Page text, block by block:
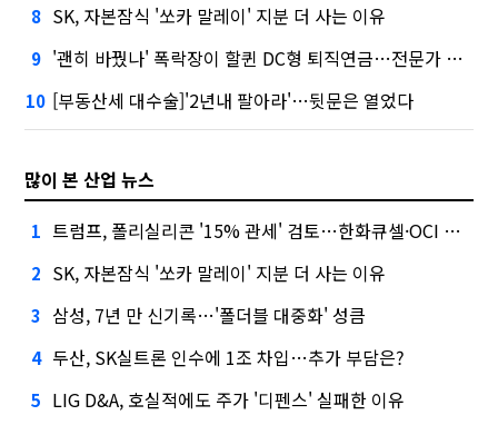
8 SK, 자본잠식 '쏘카 말레이' 지분 더 사는 이유
9 '괜히 바꿨나' 폭락장이 할퀸 DC형 퇴직연금…전문가 조언은
10 [부동산세 대수술]'2년내 팔아라'…뒷문은 열었다
많이 본 산업 뉴스
1 트럼프, 폴리실리콘 '15% 관세' 검토…한화큐셀·OCI 영향은?
2 SK, 자본잠식 '쏘카 말레이' 지분 더 사는 이유
3 삼성, 7년 만 신기록…'폴더블 대중화' 성큼
4 두산, SK실트론 인수에 1조 차입…추가 부담은?
5 LIG D&A, 호실적에도 주가 '디펜스' 실패한 이유